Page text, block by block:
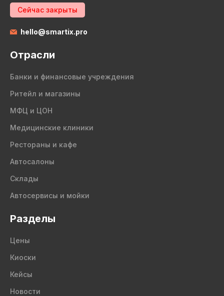
Сейчас закрыты
hello@smartix.pro
Отрасли
Банки и финансовые учреждения
Ритейл и магазины
МФЦ и ЦОН
Медицинские клиники
Рестораны и кафе
Автосалоны
Склады
Автосервисы и мойки
Разделы
Цены
Киоски
Кейсы
Новости